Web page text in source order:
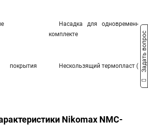
Насадка для
комплекте
Нескользящий термопласт
Nikomax NMC-
Задать вопрос